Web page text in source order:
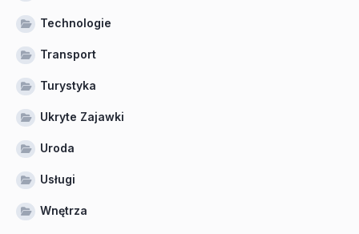
Technologie
Transport
Turystyka
Ukryte Zajawki
Uroda
Usługi
Wnętrza